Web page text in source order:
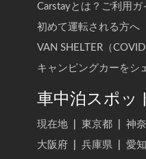
Carstayとは？ご利用ガ
初めて運転される方へ
VAN SHELTER（
キャンピングカーをシ
車中泊スポッ
現在地 東京都 神
大阪府
兵庫県 愛